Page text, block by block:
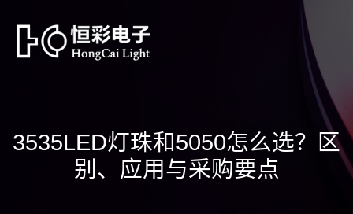
3535LED灯珠和5050怎么选？区
别、应用与采购要点